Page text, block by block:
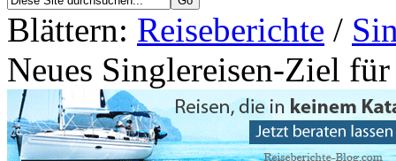
Blättern: Reiseberichte /
Neues Singlereisen-Ziel